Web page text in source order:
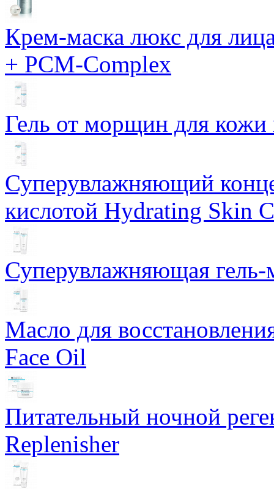
Крем-маска люкс для
+ PCM-Complex
Гель от морщин для кожи
Суперувлажняющий
кислотой Hydrating Skin
Суперувлажняющая
Масло для
Face Oil
Питательный ночной
Replenisher